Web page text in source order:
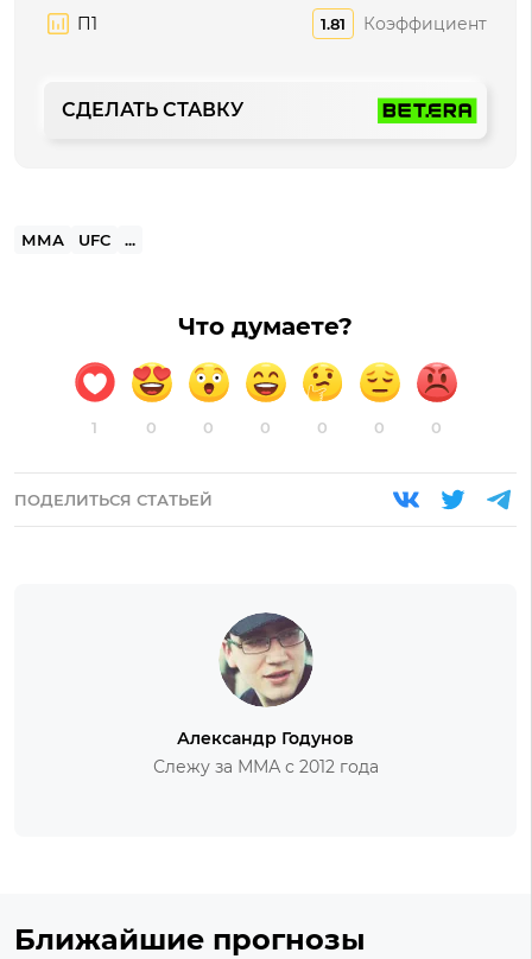
П1 1.81 Коэффициент
СДЕЛАТЬ СТАВКУ
ММА UFC ...
Что думаете?
1 0 0 0 0 0 0
ПОДЕЛИТЬСЯ СТАТЬЕЙ
Александр Годунов
Слежу за ММА с 2012 года
Ближайшие прогнозы